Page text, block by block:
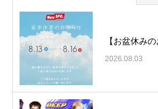
【お盆休み
2026.08.03